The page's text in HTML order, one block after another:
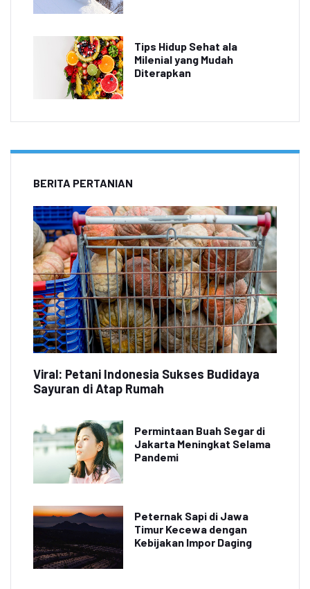
Tips Hidup Sehat ala
Milenial yang Mudah
Diterapkan
BERITA PERTANIAN
Viral: Petani Indonesia Sukses Budidaya
Sayuran di Atap Rumah
Permintaan Buah Segar di
Jakarta Meningkat Selama
Pandemi
Peternak Sapi di Jawa
Timur Kecewa dengan
Kebijakan Impor Daging